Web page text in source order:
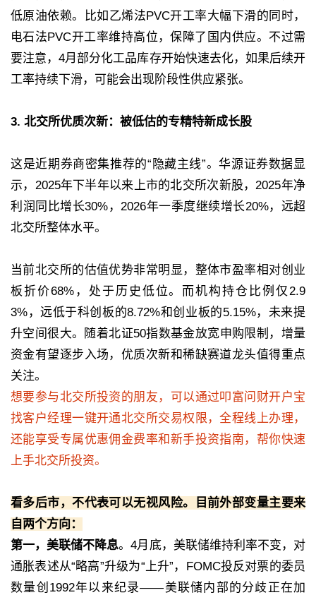
低原油依赖。比如乙烯法PVC开工率大幅下滑的同时，
电石法PVC开工率维持高位，保障了国内供应。不过需
要注意，4月部分化工品库存开始快速去化，如果后续开
工率持续下滑，可能会出现阶段性供应紧张。
3. 北交所优质次新：被低估的专精特新成长股
这是近期券商密集推荐的“隐藏主线”。华源证券数据显
示，2025年下半年以来上市的北交所次新股，2025年净
利润同比增长30%，2026年一季度继续增长20%，远超
北交所整体水平。
当前北交所的估值优势非常明显，整体市盈率相对创业
板折价68%，处于历史低位。而机构持仓比例仅2.9
3%，远低于科创板的8.72%和创业板的5.15%，未来提
升空间很大。随着北证50指数基金放宽申购限制，增量
资金有望逐步入场，优质次新和稀缺赛道龙头值得重点
关注。
想要参与北交所投资的朋友，可以通过叩富问财开户宝
找客户经理一键开通北交所交易权限，全程线上办理，
还能享受专属优惠佣金费率和新手投资指南，帮你快速
上手北交所投资。
看多后市，不代表可以无视风险。目前外部变量主要来
自两个方向：
第一，美联储不降息。4月底，美联储维持利率不变，对
通胀表述从“略高”升级为“上升”，FOMC投反对票的委员
数量创1992年以来纪录——美联储内部的分歧正在加